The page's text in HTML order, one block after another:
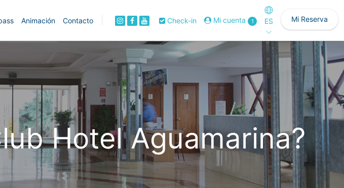
Animación Contacto Check-in Mi cuenta 1 ES Mi Reserva
Hotel Aguamarina?